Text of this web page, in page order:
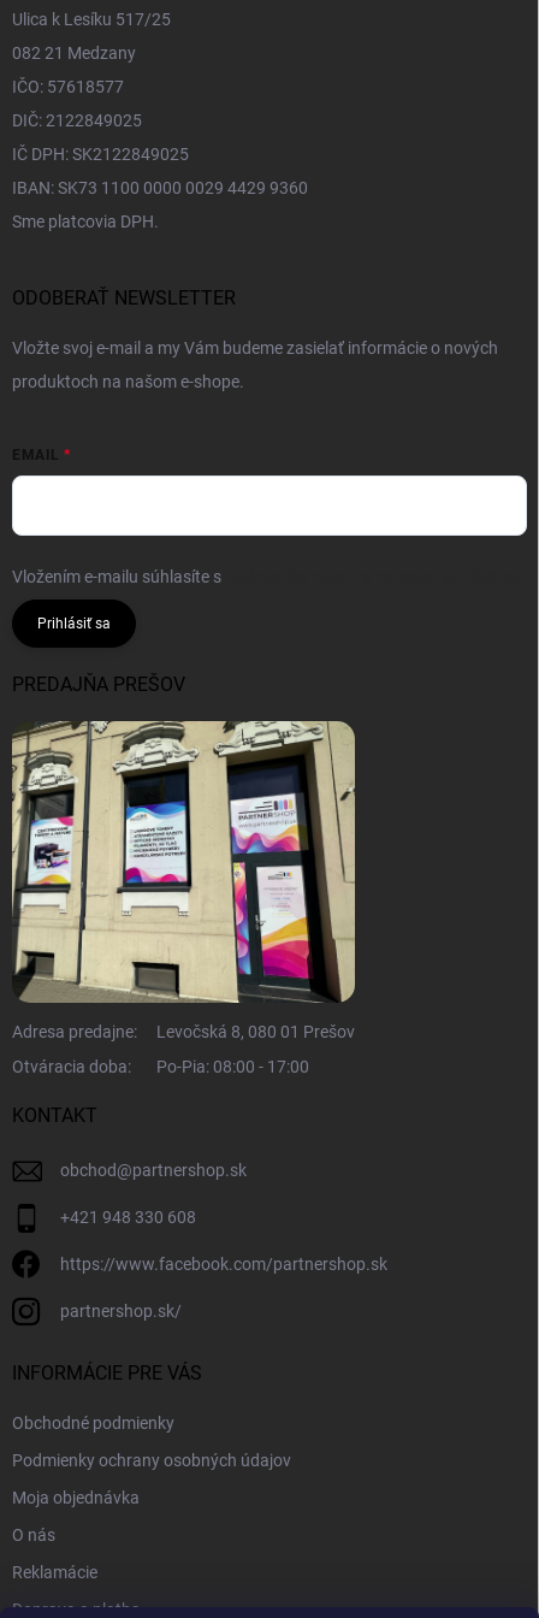
Ulica k Lesíku 517/25
082 21 Medzany
IČO: 57618577
DIČ: 2122849025
IČ DPH: SK2122849025
IBAN: SK73 1100 0000 0029 4429 9360
Sme platcovia DPH.
ODOBERAŤ NEWSLETTER
Vložte svoj e-mail a my Vám budeme zasielať informácie o nových
produktoch na našom e-shope.
EMAIL
Vložením e-mailu súhlasíte s
Prihlásiť sa
PREDAJŇA PREŠOV
Adresa predajne:
Levočská 8, 080 01 Prešov
Otváracia doba:
Po-Pia: 08:00 - 17:00
KONTAKT
obchod@partnershop.sk
+421 948 330 608
https://www.facebook.com/partnershop.sk
partnershop.sk/
INFORMÁCIE PRE VÁS
Obchodné podmienky
Podmienky ochrany osobných údajov
Moja objednávka
O nás
Reklamácie
Doprava a platba